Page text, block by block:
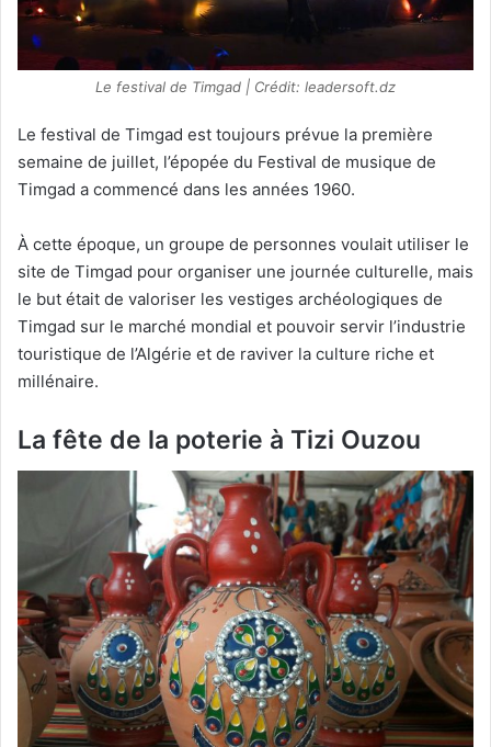
Le festival de Timgad | Crédit: leadersoft.dz
Le festival de Timgad est toujours prévue la première
semaine de juillet, l’épopée du Festival de musique de
Timgad a commencé dans les années 1960.
À cette époque, un groupe de personnes voulait utiliser le
site de Timgad pour organiser une journée culturelle, mais
le but était de valoriser les vestiges archéologiques de
Timgad sur le marché mondial et pouvoir servir l’industrie
touristique de l’Algérie et de raviver la culture riche et
millénaire.
La fête de la poterie à Tizi Ouzou